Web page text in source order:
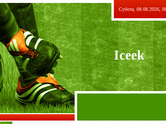
Субота, 08.08.2026,
Iceek